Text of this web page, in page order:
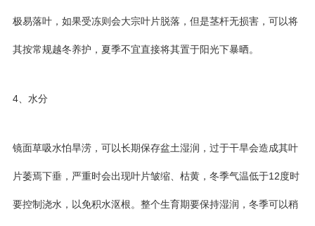
极易落叶，如果受冻则会大宗叶片脱落，但是茎杆无损害，可以将
其按常规越冬养护，夏季不宜直接将其置于阳光下暴晒。
4、水分
镜面草吸水怕旱涝，可以长期保存盆土湿润，过于干旱会造成其叶
片萎焉下垂，严重时会出现叶片皱缩、枯黄，冬季气温低于12度时
要控制浇水，以免积水沤根。整个生育期要保持湿润，冬季可以稍